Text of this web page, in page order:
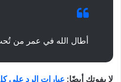
أطال الله في عمر من
لا يفوتك أيضًا: عبارات الرد على